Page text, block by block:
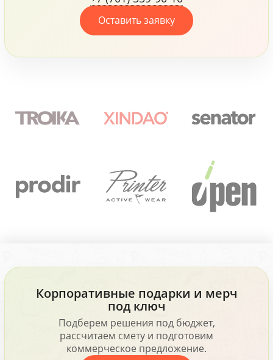
Оставить заявку
Корпоративные подарки и мерч
под ключ
Подберем решения под бюджет,
рассчитаем смету и подготовим
коммерческое предложение.